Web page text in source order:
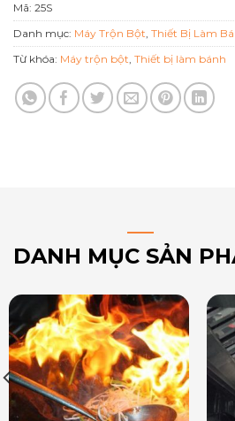
Mã: 25S
Danh mục: Máy Trộn Bột, Thiết Bị Làm
Từ khóa: Máy trộn bột, Thiết bị làm bánh
DANH MỤC SẢN